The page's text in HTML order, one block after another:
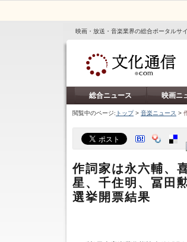
映画・放送・音楽業界の総合ポータルサ
総合ニュース 映画ニ
閲覧中のページ: トップ> 音楽ニュース >
作詞家は永六輔、
星、千住明、冨田
選挙開票結果